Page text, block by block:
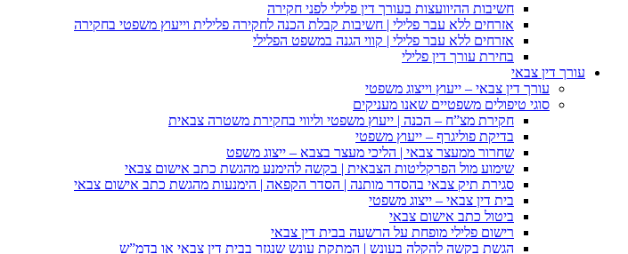
חשיבות ההיוועצות בעורך דין פלילי לפני חקירה
אזרחים ללא עבר פלילי | חשיבות קבלת הכנה לחקירה פלילית וייעוץ משפטי בחקירה
אזרחים ללא עבר פלילי | קווי הגנה במשפט הפלילי
בחירת עורך דין פלילי
עורך דין צבאי
עורך דין צבאי – ייעוץ וייצוג משפטי
סוגי טיפולים משפטיים שאנו מעניקים
חקירת מצ”ח – הכנה | ייעוץ משפטי וליווי בחקירת משטרה צבאית
בדיקת פוליגרף – ייעוץ משפטי
שחרור ממעצר צבאי | הליכי מעצר בצבא – ייצוג משפט
שימוע מול הפרקליטות הצבאית | בקשה להימנע מהגשת כתב אישום צבאי
סגירת תיק צבאי בהסדר מותנה | הסדר הקפאה | הימנעות מהגשת כתב אישום צבאי
בית דין צבאי – ייצוג משפטי
ביטול כתב אישום צבאי
רישום פלילי מופחת על הרשעה בבית דין צבאי
הגשת בקשה להקלה בעונש | המתקת עונש שנגזר בבית דין צבאי או בדמ”ש